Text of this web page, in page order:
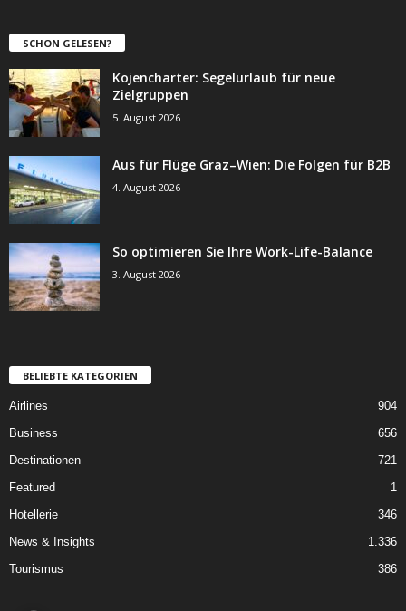
SCHON GELESEN?
Kojencharter: Segelurlaub für neue
Zielgruppen
5. August 2026
Aus für Flüge Graz–Wien: Die Folgen für B2B
4. August 2026
So optimieren Sie Ihre Work-Life-Balance
3. August 2026
BELIEBTE KATEGORIEN
Airlines
904
Business
656
Destinationen
721
Featured
1
Hotellerie
346
News & Insights
1.336
Tourismus
386